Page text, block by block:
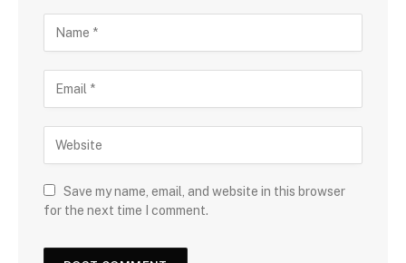
Save my name, email, and website in this browser
for the next time I comment.